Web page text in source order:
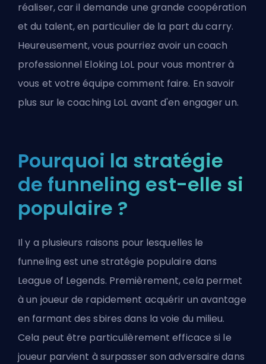
réaliser, car il demande une grande coopération
et du talent, en particulier de la part du carry.
Heureusement, vous pourriez avoir un coach
professionnel Eloking LoL pour vous montrer à
vous et votre équipe comment faire. En savoir
plus sur le coaching LoL avant d'en engager un.
Pourquoi la stratégie
de funneling est-elle si
populaire ?
Il y a plusieurs raisons pour lesquelles le
funneling est une stratégie populaire dans
League of Legends. Premièrement, cela permet
à un joueur de rapidement acquérir un avantage
en farmant des sbires dans la voie du milieu.
Cela peut être particulièrement efficace si le
joueur parvient à surpasser son adversaire dans